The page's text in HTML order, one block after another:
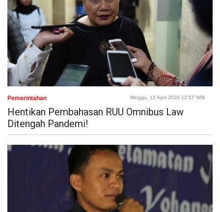
Pemerintahan Minggu, 12 April 2020 12:57 WIB
Hentikan Pembahasan RUU Omnibus Law
Ditengah Pandemi!